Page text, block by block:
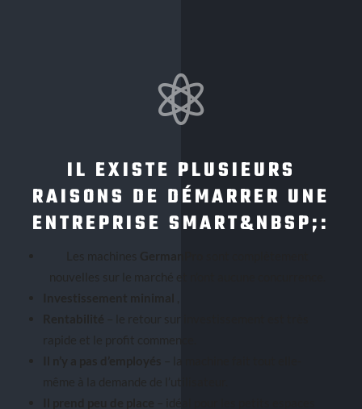

IL EXISTE PLUSIEURS
RAISONS DE DÉMARRER UNE
ENTREPRISE SMART&NBSP;:
Les machines GermanPro
nouvelles sur le marché et n’ont aucune concurrence.
Investissement minimal
Rentabilité
– le retour sur investissement est très
rapide et le profit commence.
Il n’y a pas d’employés – la machine fait tout elle-
même à la demande de l’utilisateur.
Il prend peu de place
– idéal pour les petits espaces